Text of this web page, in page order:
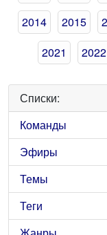
2014
2015
2021
2022
Списки:
Команды
Эфиры
Темы
Теги